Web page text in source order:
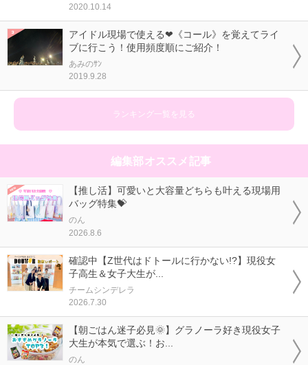
2020.10.14
アイドル現場で使える❤《コール》を覚えてライ
ブに行こう！使用頻度順にご紹介！
あみのｻﾝ
2019.9.28
ランキング一覧を見る
編集部オススメ記事
【推し活】可愛いと大容量どちらも叶える現場用
バッグ特集💝
のん
2026.8.6
確認中【Z世代はドトールに行かない!?】現役女
子高生＆女子大生が...
チームシンデレラ
2026.7.30
【朝ごはん迷子必見🌞】グラノーラ好き現役女子
大生が本気で選ぶ！お...
のん